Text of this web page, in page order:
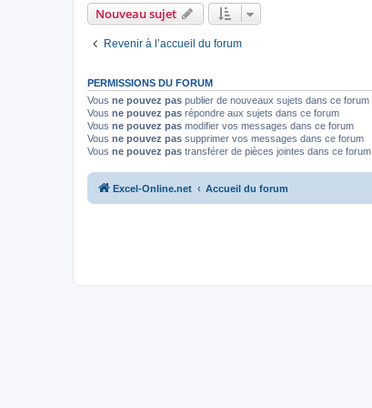
Nouveau sujet
Revenir à l’accueil du forum
PERMISSIONS DU FORUM
Vous ne pouvez pas publier de nouveaux sujets dans ce forum
Vous ne pouvez pas répondre aux sujets dans ce forum
Vous ne pouvez pas modifier vos messages dans ce forum
Vous ne pouvez pas supprimer vos messages dans ce forum
Vous ne pouvez pas transférer de pièces jointes dans ce forum
Excel-Online.net Accueil du forum